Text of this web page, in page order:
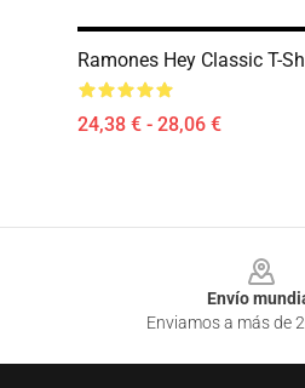
Ramones Hey Classic T-
24,38 € - 28,06 €
Envío
Enviamos a más de